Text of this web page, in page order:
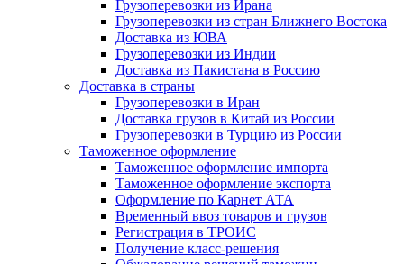
Грузоперевозки из Ирана
Грузоперевозки из стран Ближнего Востока
Доставка из ЮВА
Грузоперевозки из Индии
Доставка из Пакистана в Россию
Доставка в страны
Грузоперевозки в Иран
Доставка грузов в Китай из России
Грузоперевозки в Турцию из России
Таможенное оформление
Таможенное оформление импорта
Таможенное оформление экспорта
Оформление по Карнет АТА
Временный ввоз товаров и грузов
Регистрация в ТРОИС
Получение класс-решения